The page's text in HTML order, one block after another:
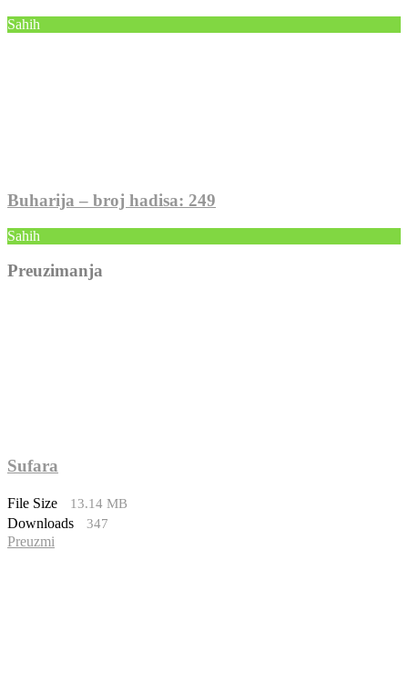
Sahih
Buharija – broj hadisa: 249
Sahih
Preuzimanja
Sufara
File Size 13.14 MB
Downloads 347
Preuzmi